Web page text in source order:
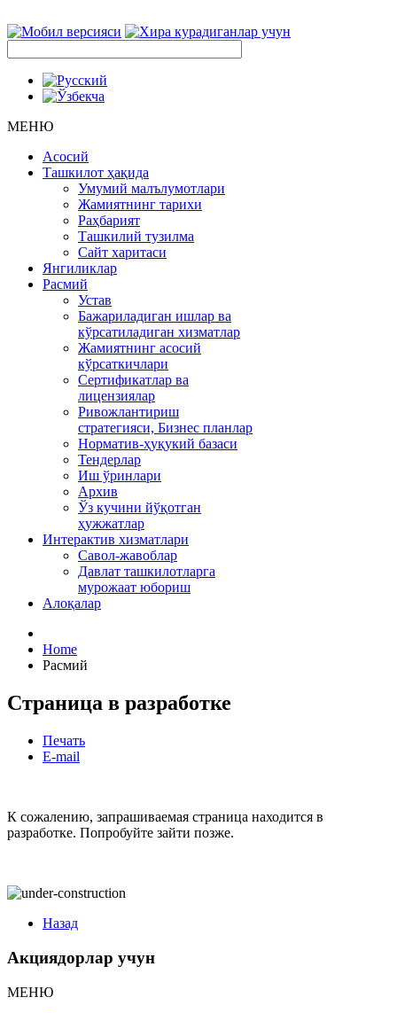
МЕНЮ
Асосий
Ташкилот ҳақида
Умумий малълумотлари
Жамиятнинг тарихи
Раҳбарият
Ташкилий тузилма
Сайт харитаси
Янгиликлар
Расмий
Устав
Бажариладиган ишлар ва
кўрсатиладиган хизматлар
Жамиятнинг асосий
кўрсаткичлари
Сертификатлар ва
лицензиялар
Ривожлантириш
стратегияси, Бизнес планлар
Норматив-ҳуқукий базаси
Тендерлар
Иш ўринлари
Архив
Ўз кучини йўқотган
ҳужжатлар
Интерактив хизматлари
Савол-жавоблар
Давлат ташкилотларга
мурожаат юбориш
Алоқалар
Home
Расмий
Страница в разработке
Печать
E-mail
К сожалению, запрашиваемая страница находится в
разработке. Попробуйте зайти позже.
Назад
Акциядорлар учун
МЕНЮ